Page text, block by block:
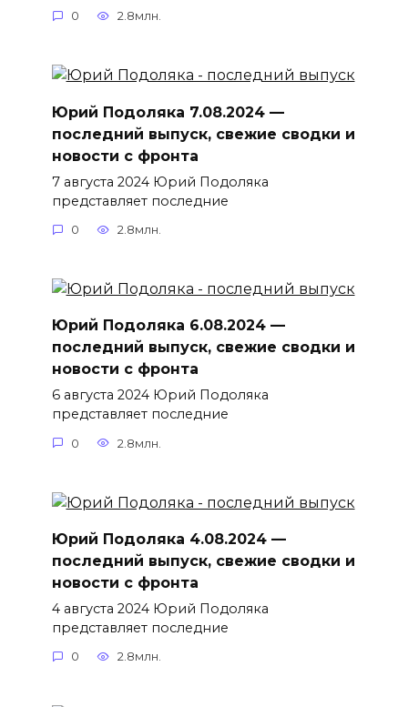
0 2.8млн.
Юрий Подоляка 7.08.2024 —
последний выпуск, свежие сводки и
новости с фронта
7 августа 2024 Юрий Подоляка
представляет последние
0 2.8млн.
Юрий Подоляка 6.08.2024 —
последний выпуск, свежие сводки и
новости с фронта
6 августа 2024 Юрий Подоляка
представляет последние
0 2.8млн.
Юрий Подоляка 4.08.2024 —
последний выпуск, свежие сводки и
новости с фронта
4 августа 2024 Юрий Подоляка
представляет последние
0 2.8млн.